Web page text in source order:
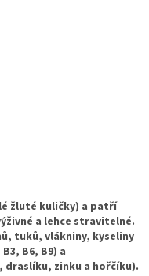
žluté kuličky) a patří
a lehce stravitelné.
tuků, vlákniny, kyseliny
B6, B9) a
zinku a hořčíku).